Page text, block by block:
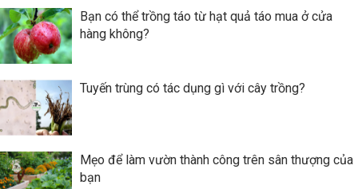
Bạn có thể trồng táo từ hạt quả táo mua ở cửa
hàng không?
Tuyến trùng có tác dụng gì với cây trồng?
Mẹo để làm vườn thành công trên sân thượng của
bạn